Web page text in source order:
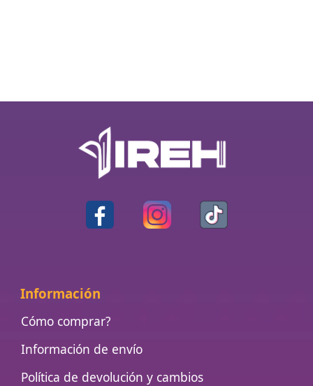
Información
Cómo comprar?
Información de envío
Política de devolución y cambios